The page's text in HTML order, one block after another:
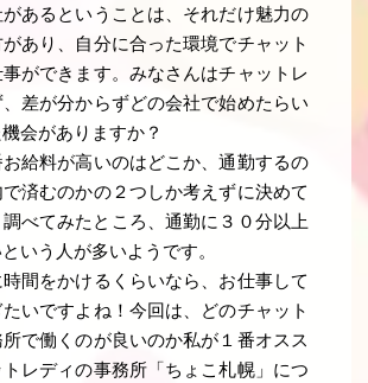
あるということは、それだけ魅力の
あり、自分に合った環境でチャット
ができます。みなさんはチャットレ
差が分からずどの会社で始めたらい
会がありますか？
給料が高いのはどこか、通勤するの
済むのかの２つしか考えずに決めて
べてみたところ、通勤に３０分以上
いう人が多いようです。
間をかけるくらいなら、お仕事して
いですよね！今回は、どのチャット
で働くのが良いのか私が１番オスス
トレディの事務所「ちょこ札幌」につ